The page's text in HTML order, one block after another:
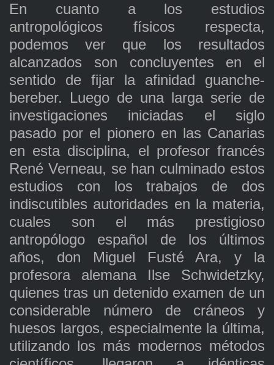
En cuanto a los estudios
antropológicos físicos respecta,
podemos ver que los resultados
alcanzados son concluyentes en el
sentido de fijar la afinidad guanche-
bereber. Luego de una larga serie de
investigaciones iniciadas el siglo
pasado por el pionero en las Canarias
en esta disciplina, el profesor francés
René Verneau, se han culminado estos
estudios con los trabajos de dos
indiscutibles autoridades en la materia,
cuales son el más prestigioso
antropólogo español de los últimos
años, don Miguel Fusté Ara, y la
profesora alemana Ilse Schwidetzky,
quienes tras un detenido examen de un
considerable número de cráneos y
huesos largos, especialmente la última,
utilizando los más modernos métodos